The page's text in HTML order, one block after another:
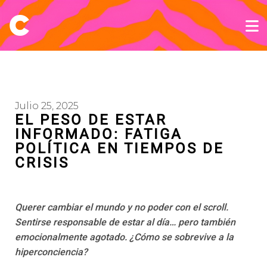
Julio 25, 2025
EL PESO DE ESTAR
INFORMADO: FATIGA
POLÍTICA EN TIEMPOS DE
CRISIS
Querer cambiar el mundo y no poder con el scroll.
Sentirse responsable de estar al día… pero también
emocionalmente agotado. ¿Cómo se sobrevive a la
hiperconciencia?